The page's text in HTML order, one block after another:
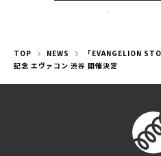
TOP NEWS
「EVANGELION
記念 エヴァコン 渋谷 開催決定